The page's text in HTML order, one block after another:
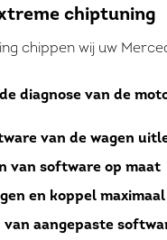
chiptuning
chippen wij uw
diagnose van de
van de wagen
van software op maat
en koppel
van aangepaste